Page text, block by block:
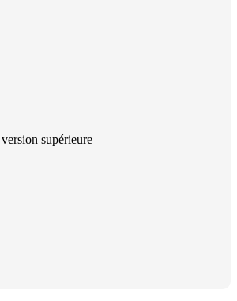
supérieure